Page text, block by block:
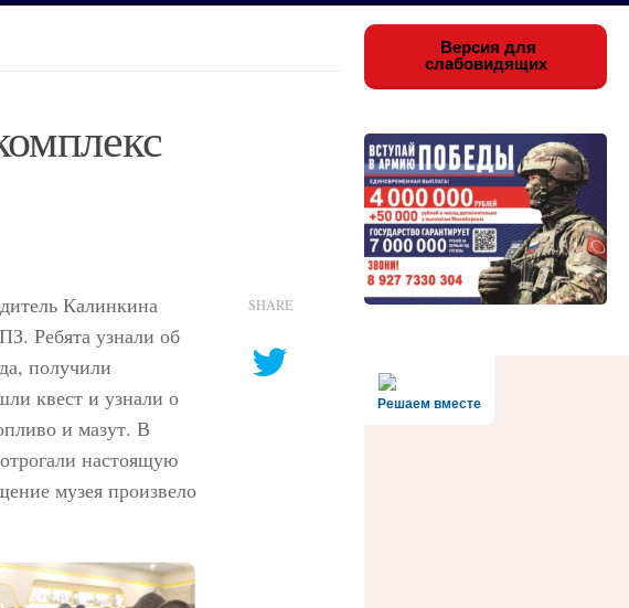
Калинкина
Ребята узнали об
получили
квест и узнали о
и мазут. В
настоящую
музея произвело
SHARE
Версия для
слабовидящих
Решаем вместе